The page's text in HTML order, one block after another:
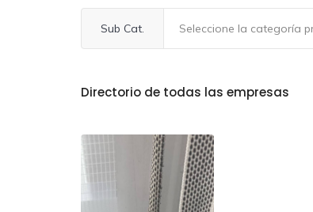
Sub Cat.
Directorio de todas las empresas